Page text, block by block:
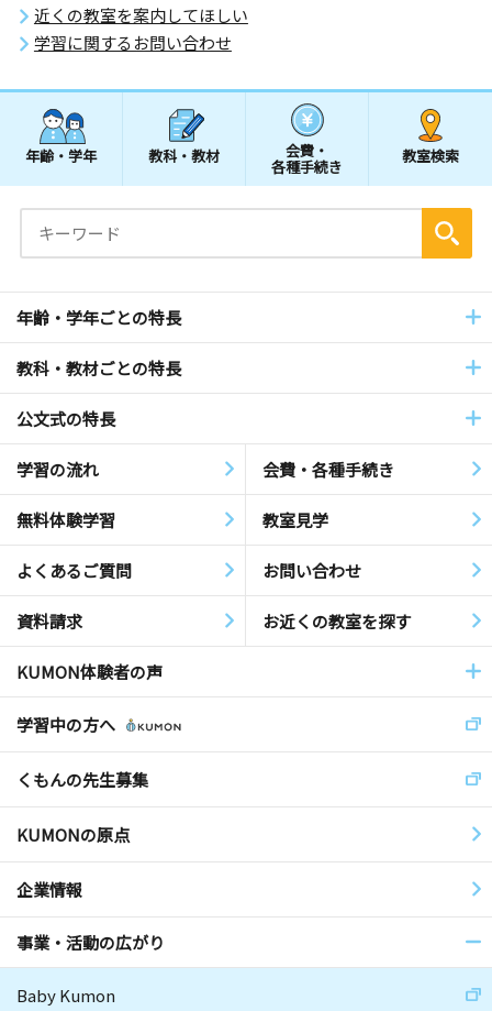
近くの教室を案内してほしい
学習に関するお問い合わせ
年齢・学年 教科・教材 会費・
各種手続き
教室検索
年齢・学年ごとの特長
教科・教材ごとの特長
公文式の特長
学習の流れ 会費・各種手続き
無料体験学習 教室見学
よくあるご質問 お問い合わせ
資料請求 お近くの教室を探す
KUMON体験者の声
学習中の方へ
くもんの先生募集
KUMONの原点
企業情報
事業・活動の広がり
Baby Kumon